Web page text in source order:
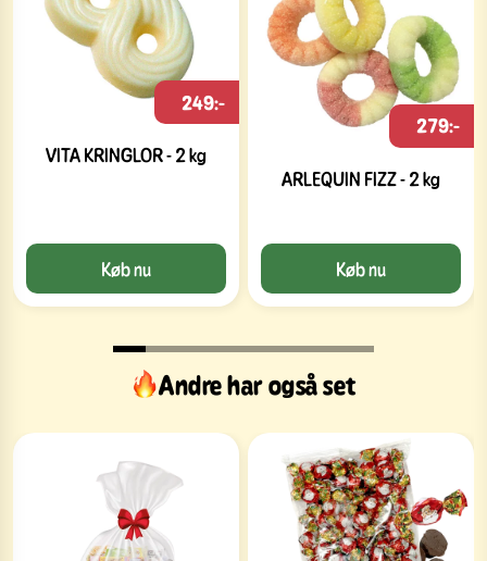
VITA KRINGLOR - 2 kg
249:-
Køb nu
ARLEQUIN FIZZ - 2 kg
279:-
Køb nu
Andre har også set